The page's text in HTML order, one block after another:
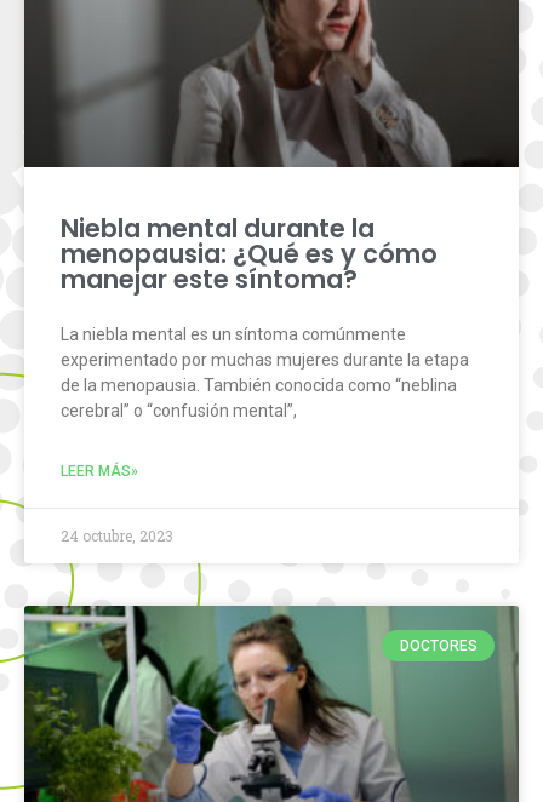
Niebla mental durante la
menopausia: ¿Qué es y cómo
manejar este síntoma?
La niebla mental es un síntoma comúnmente
experimentado por muchas mujeres durante la etapa
de la menopausia. También conocida como “neblina
cerebral” o “confusión mental”,
LEER MÁS»
24 octubre, 2023
DOCTORES